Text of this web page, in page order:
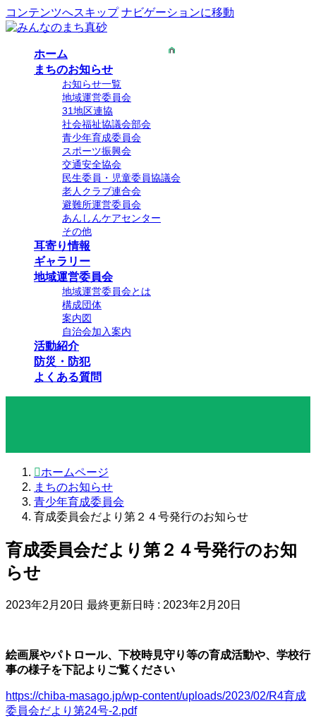
コンテンツへスキップ ナビゲーションに移動
ホーム
まちのお知らせ
お知らせ一覧
地域運営委員会
31地区連協
社会福祉協議会部会
青少年育成委員会
スポーツ振興会
交通安全協会
民生委員・児童委員協議会
老人クラブ連合会
避難所運営委員会
あんしんケアセンター
その他
耳寄り情報
ギャラリー
地域運営委員会
地域運営委員会とは
構成団体
案内図
自治会加入案内
活動紹介
防災・防犯
よくある質問
ホームページ
まちのお知らせ
青少年育成委員会
育成委員会だより第２４号発行のお知らせ
育成委員会だより第２４号発行のお知
らせ
2023年2月20日 最終更新日時 : 2023年2月20日
絵画展やパトロール、下校時見守り等の育成活動や、学校行
事の様子を下記よりご覧ください
https://chiba-masago.jp/wp-content/uploads/2023/02/R4育成
委員会だより第24号-2.pdf